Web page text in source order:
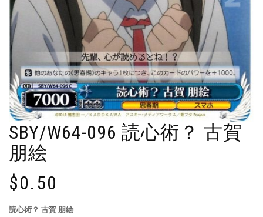
SBY/W64-096 読心術？ 古賀
朋絵
$0.50
読心術？ 古賀 朋絵